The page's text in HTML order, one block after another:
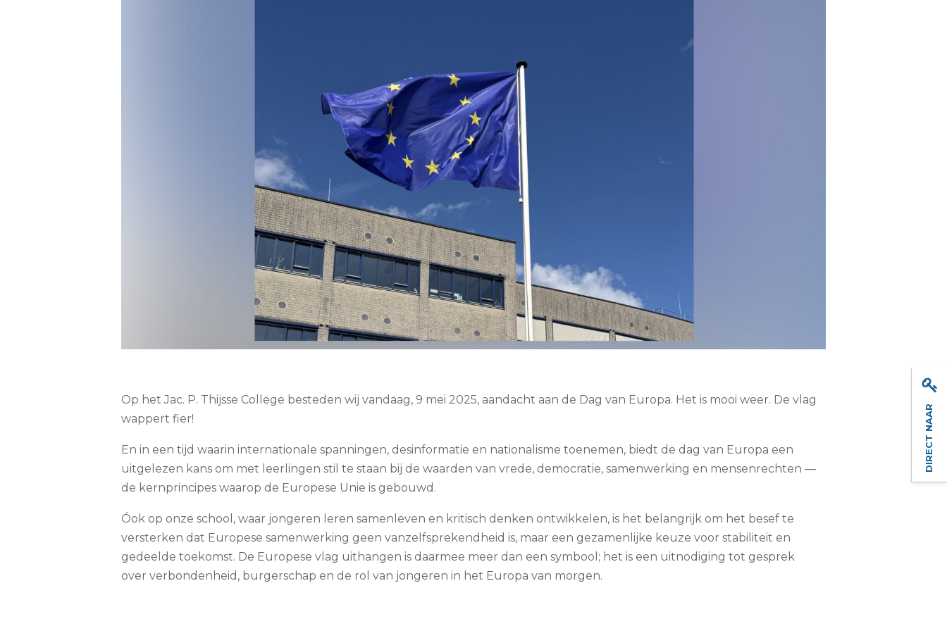
Op het Jac. P. Thijsse College besteden wij vandaag, 9 mei 2025, aandacht aan de Dag van Europa. Het is mooi weer. De vlag
wappert fier!
En in een tijd waarin internationale spanningen, desinformatie en nationalisme toenemen, biedt de dag van Europa een
uitgelezen kans om met leerlingen stil te staan bij de waarden van vrede, democratie, samenwerking en mensenrechten —
de kernprincipes waarop de Europese Unie is gebouwd.
Óok op onze school, waar jongeren leren samenleven en kritisch denken ontwikkelen, is het belangrijk om het besef te
versterken dat Europese samenwerking geen vanzelfsprekendheid is, maar een gezamenlijke keuze voor stabiliteit en
gedeelde toekomst. De Europese vlag uithangen is daarmee meer dan een symbool; het is een uitnodiging tot gesprek
over verbondenheid, burgerschap en de rol van jongeren in het Europa van morgen.
DIRECT NAAR